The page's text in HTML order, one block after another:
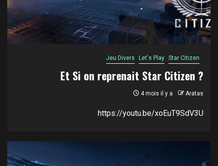
Jeu Divers Let's Play Star Citizen
Et Si on reprenait Star Citizen ?
4 mois il y a Aratas
https://youtu.be/xoEuT9SdV3U